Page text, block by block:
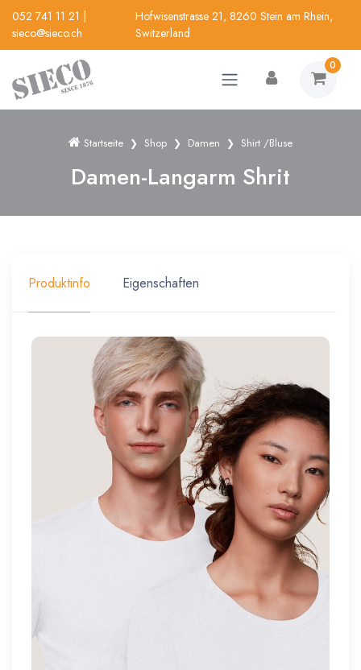
052 741 11 21
sieco@sieco.ch
Hofwisenstrasse 21, 8260 Stein am Rhein,
Switzerland
0
Startseite Shop Damen Shirt /Bluse
Damen-Langarm Shrit
Produktinfo Eigenschaften